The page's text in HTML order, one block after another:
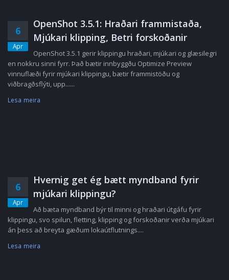
6
Apr
OpenShot 3.5.1: Hraðari frammistaða,
Mjúkari klipping, Betri forskoðanir
OpenShot 3.5.1 gerir klippingu hraðari, mjúkari og glæsilegri
en nokkru sinni fyrr. Það bætir innbyggðu Optimize Preview
vinnuflæði fyrir mjúkari klippingu, bætir frammistöðu og
viðbragðsflýti, upp......
Lesa meira
6
Apr
Hvernig get ég bætt myndband fyrir
mjúkari klippingu?
Að bæta myndband býr til minni og hraðari útgáfu fyrir
klippingu, svo spilun, fletting, klipping og forskoðanir verða mjúkari
án þess að breyta gæðum lokaútflutnings....
Lesa meira